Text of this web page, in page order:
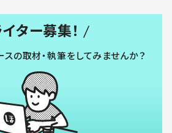
ター募集！
スの取材・執筆をしてみませんか？